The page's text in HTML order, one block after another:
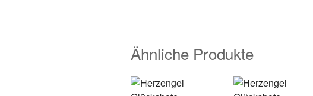
Ähnliche Produkte